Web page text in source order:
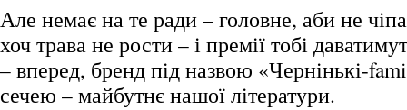
Але немає на те ради – головне, аби не
хоч трава не рости – і премії тобі
– вперед, бренд під назвою «Чернінькі-
сечею – майбутнє нашої літератури.